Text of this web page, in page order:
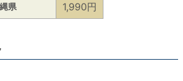
県 1,990円